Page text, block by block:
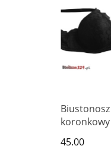
koronkowy
45.00